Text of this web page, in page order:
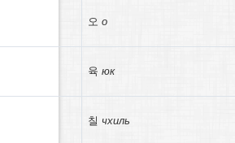
오 о
육 юк
칠 чхиль